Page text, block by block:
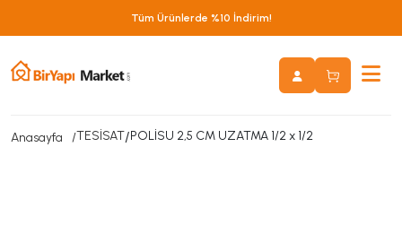
Tüm Ürünlerde %10 İndirim!
Anasayfa TESİSAT/POLİSU 2,5 CM UZATMA 1/2 x 1/2